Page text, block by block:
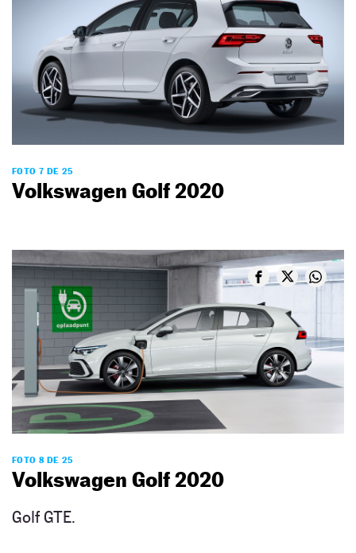
FOTO 7 DE 25
Volkswagen Golf 2020
FOTO 8 DE 25
Volkswagen Golf 2020
Golf GTE.